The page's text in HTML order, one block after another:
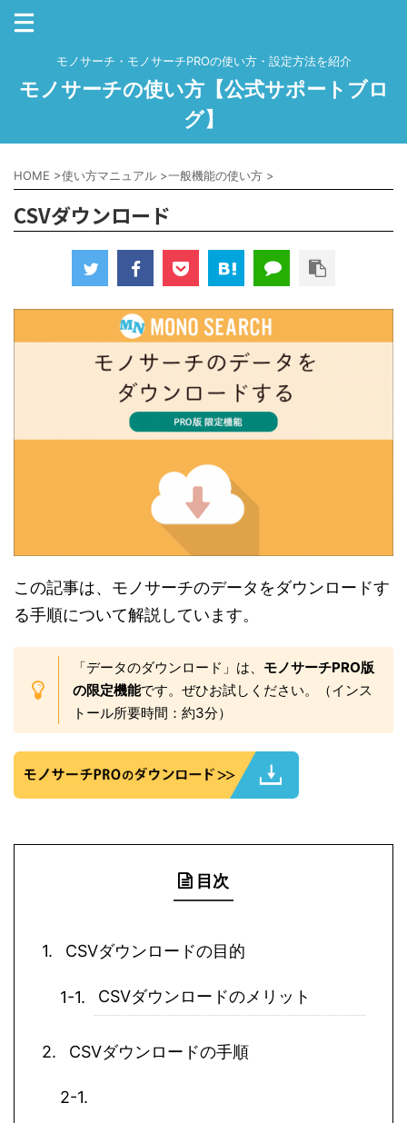
モノサーチ・モノサーチPROの使い方・設定方法を紹介
モノサーチの使い方【公式サポートブロ
グ】
HOME >使い方マニュアル >一般機能の使い方 >
CSVダウンロード
この記事は、モノサーチのデータをダウンロードす
る手順について解説しています。
「データのダウンロード」は、 モノサーチPRO版
の限定機能です。ぜひお試しください。（インス
トール所要時間：約3分）
目次
CSVダウンロードの目的
CSVダウンロードのメリット
CSVダウンロードの手順